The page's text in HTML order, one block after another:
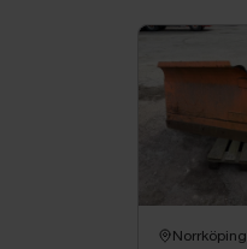
Norrköping